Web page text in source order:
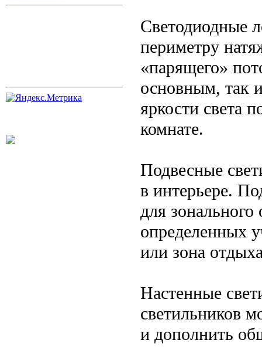
Светодиодные
периметру
«парящего»
основным, так
яркости света
комнате.
Подвесные
в интерьере.
для
определенных
или зона
Настенные
светильников
и дополнить